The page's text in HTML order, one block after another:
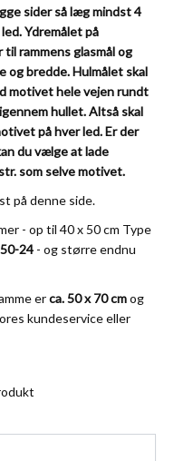
sider så læg mindst 4
Ydremålet på
rammens glasmål og
og bredde. Hulmålet skal
motivet hele vejen rundt
hullet. Altså skal
på hver led. Er der
du vælge at lade
som selve motivet.
på denne side.
- op til 40 x 50 cm Type
24 - og større endnu
erca. 50 x 70 cmog
kundeserviceeller